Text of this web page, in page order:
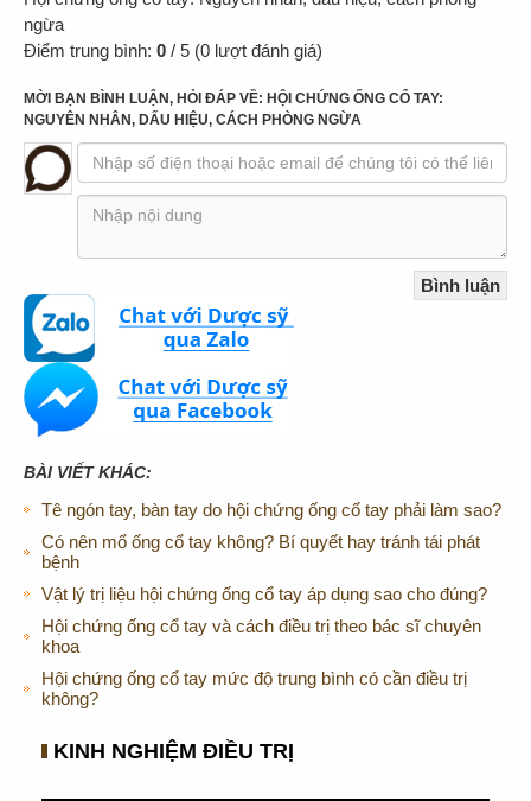
ngừa
Điểm trung bình: 0 / 5 (0 lượt đánh giá)
MỜI BẠN BÌNH LUẬN, HỎI ĐÁP VỀ: HỘI CHỨNG ỐNG CỔ TAY:
NGUYÊN NHÂN, DẤU HIỆU, CÁCH PHÒNG NGỪA
BÀI VIẾT KHÁC:
Tê ngón tay, bàn tay do hội chứng ống cổ tay phải làm sao?
Có nên mổ ống cổ tay không? Bí quyết hay tránh tái phát
bệnh
Vật lý trị liệu hội chứng ống cổ tay áp dụng sao cho đúng?
Hội chứng ống cổ tay và cách điều trị theo bác sĩ chuyên
khoa
Hội chứng ống cổ tay mức độ trung bình có cần điều trị
không?
KINH NGHIỆM ĐIỀU TRỊ